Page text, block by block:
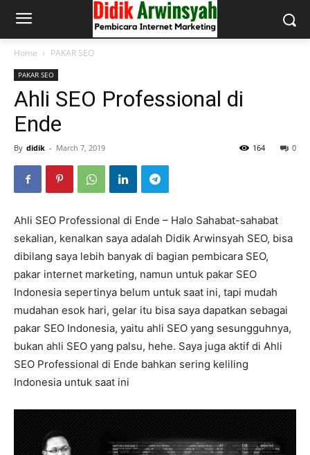
Home PAKAR SEO
PAKAR SEO
Ahli SEO Professional di
Ende
By didik - March 7, 2019 0
164
Ahli SEO Professional di Ende – Halo Sahabat-sahabat
sekalian, kenalkan saya adalah Didik Arwinsyah SEO, bisa
dibilang saya lebih banyak di bagian pembicara SEO,
pakar internet marketing, namun untuk pakar SEO
Indonesia sepertinya belum untuk saat ini, tapi mudah
mudahan esok hari, gelar itu bisa saya dapatkan sebagai
pakar SEO Indonesia, yaitu ahli SEO yang sesungguhnya,
bukan ahli SEO yang palsu, hehe. Saya juga aktif di Ahli
SEO Professional di Ende bahkan sering keliling
Indonesia untuk saat ini